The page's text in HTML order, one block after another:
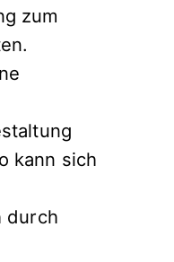
zum
kann sich
durch